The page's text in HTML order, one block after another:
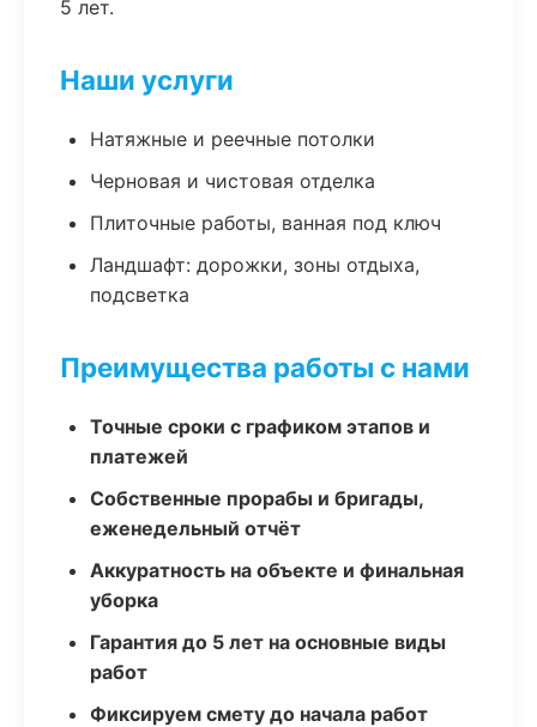
5 лет.
Наши услуги
Натяжные и реечные потолки
Черновая и чистовая отделка
Плиточные работы, ванная под ключ
Ландшафт: дорожки, зоны отдыха,
подсветка
Преимущества работы с нами
Точные сроки с графиком этапов и
платежей
Собственные прорабы и бригады,
еженедельный отчёт
Аккуратность на объекте и финальная
уборка
Гарантия до 5 лет на основные виды
работ
Фиксируем смету до начала работ